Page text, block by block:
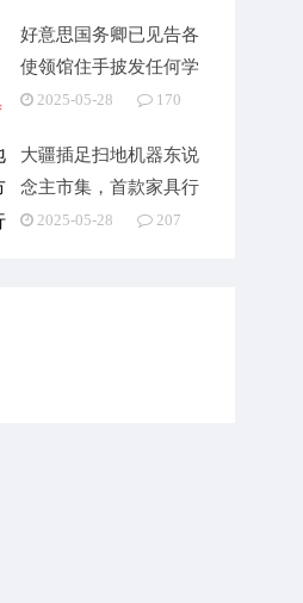
好意思国务卿已见告各
使领馆住手披发任何学
生签证，酬酢部回话
2025-05-28 170
大疆插足扫地机器东说
念主市集，首款家具行
将发布
2025-05-28 207